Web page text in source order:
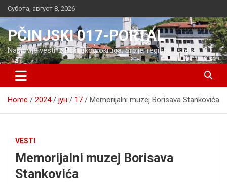
Skip
to
content
Субота, август 8, 2026
PČINJSKI 017-PORTAL
Najnovije vesti iz Pčinjskog okruga, Srbije, regiona i sveta
Home 2024 јун 17 Memorijalni muzej Borisava Stankovića
VESTI
Memorijalni muzej Borisava
Stankovića